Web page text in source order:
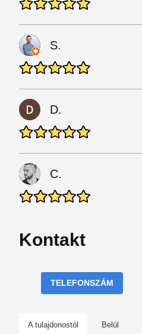
S.
D.
C.
Kontakt
TELEFONSZÁM
A tulajdonostól Belül